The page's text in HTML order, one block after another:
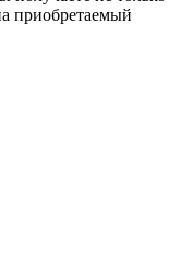
приобретаемый